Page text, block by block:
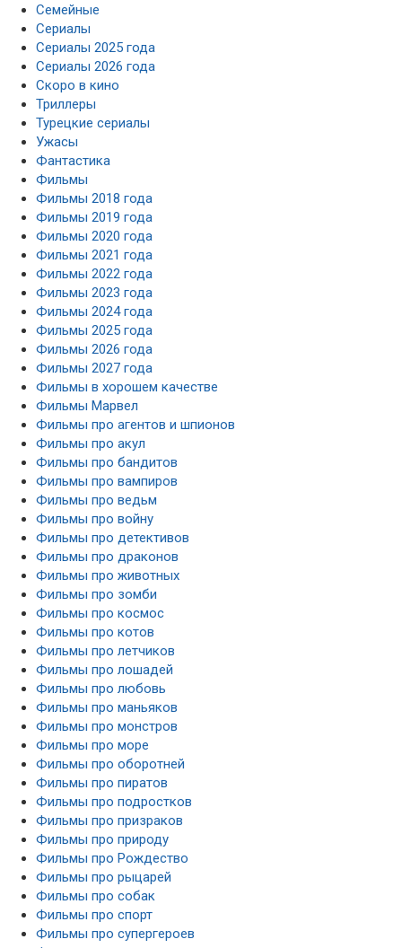
Семейные
Сериалы
Сериалы 2025 года
Сериалы 2026 года
Скоро в кино
Триллеры
Турецкие сериалы
Ужасы
Фантастика
Фильмы
Фильмы 2018 года
Фильмы 2019 года
Фильмы 2020 года
Фильмы 2021 года
Фильмы 2022 года
Фильмы 2023 года
Фильмы 2024 года
Фильмы 2025 года
Фильмы 2026 года
Фильмы 2027 года
Фильмы в хорошем качестве
Фильмы Марвел
Фильмы про агентов и шпионов
Фильмы про акул
Фильмы про бандитов
Фильмы про вампиров
Фильмы про ведьм
Фильмы про войну
Фильмы про детективов
Фильмы про драконов
Фильмы про животных
Фильмы про зомби
Фильмы про космос
Фильмы про котов
Фильмы про летчиков
Фильмы про лошадей
Фильмы про любовь
Фильмы про маньяков
Фильмы про монстров
Фильмы про море
Фильмы про оборотней
Фильмы про пиратов
Фильмы про подростков
Фильмы про призраков
Фильмы про природу
Фильмы про Рождество
Фильмы про рыцарей
Фильмы про собак
Фильмы про спорт
Фильмы про супергероев